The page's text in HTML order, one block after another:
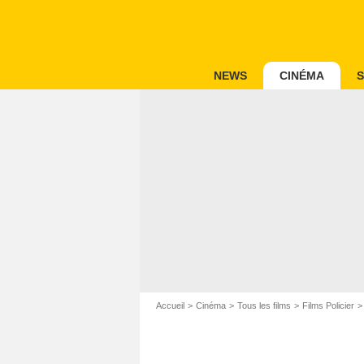
NEWS CINÉMA
Accueil Cinéma Tous les films Films Policier